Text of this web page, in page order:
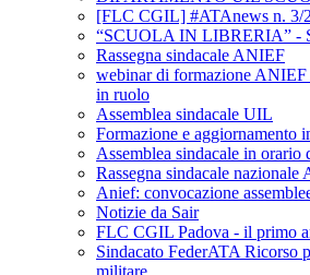
[FLC CGIL] #ATAnews n. 3/
“SCUOLA IN LIBRERIA” -
Rassegna sindacale ANIEF
webinar di formazione ANIEF
in ruolo
Assemblea sindacale UIL
Formazione e aggiornamento
Assemblea sindacale in
Rassegna sindacale nazionale
Anief: convocazione
Notizie da Sair
FLC CGIL Padova - il primo
Sindacato FederATA Ricorso